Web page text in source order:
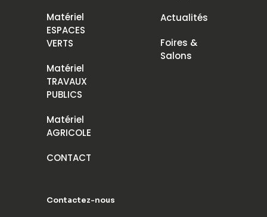
Matériel
ESPACES
VERTS
Matériel
TRAVAUX
PUBLICS
Matériel
AGRICOLE
CONTACT
Actualités
Foires &
Salons
Contactez-nous